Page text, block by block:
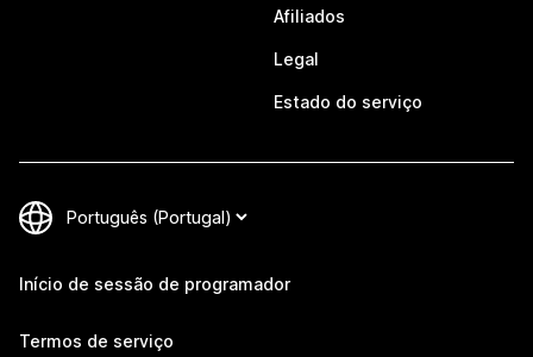
Afiliados
Legal
Estado do serviço
Início de sessão de programador
Termos de serviço